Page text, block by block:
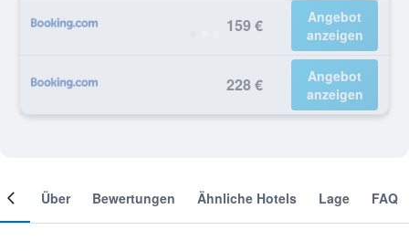
159 €
Angebot
anzeigen
228 €
Angebot
anzeigen
Über Bewertungen Ähnliche Hotels Lage FAQ